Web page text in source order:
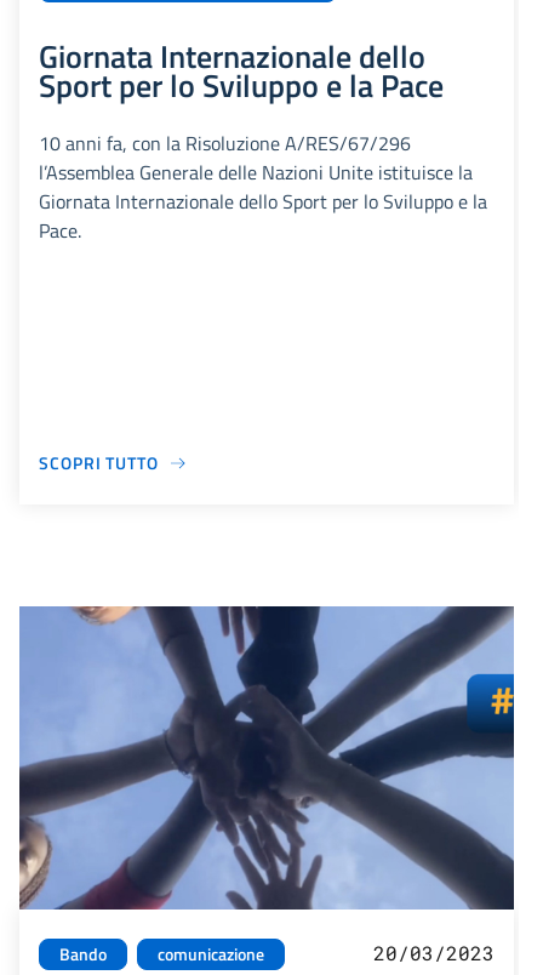
Giornata Internazionale dello
Sport per lo Sviluppo e la Pace
10 anni fa, con la Risoluzione A/RES/67/296
l’Assemblea Generale delle Nazioni Unite istituisce la
Giornata Internazionale dello Sport per lo Sviluppo e la
Pace.
SCOPRI TUTTO
Bando comunicazione 20/03/2023